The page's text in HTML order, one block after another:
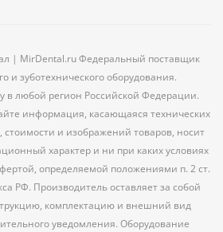
| MirDental.ru Федеральный поставщик
и зуботехнического оборудования.
в любой регион Российской Федерации.
информация, касающаяся технических
стоимости и изображений товаров, носит
характер и ни при каких условиях
определяемой положениями п. 2 ст.
РФ. Производитель оставляет за собой
комплектацию и внешний вид
уведомления. Оборудование